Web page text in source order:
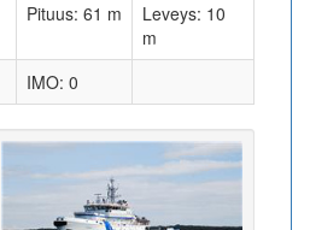
Pituus: 61 m
Leveys: 10
m
IMO: 0